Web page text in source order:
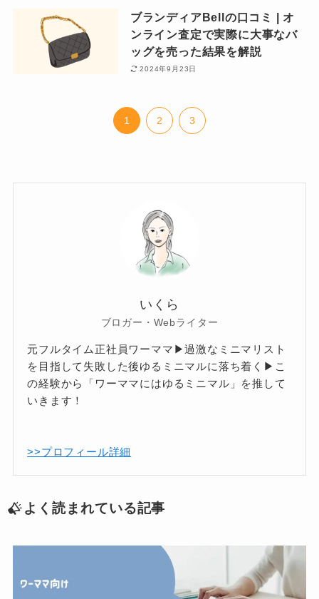
ブランディアBellの口コミ | オ
ンライン査定で実際に大事なバ
ッグを売った結果を解説
2024年9月23日
1 2 3
いくら
ブロガー・Webライター
元フルタイム正社員ワーママ▶過激なミニマリスト
を目指して失敗した後ゆるミニマルに落ち着く▶こ
の経験から「ワーママにはゆるミニマル」を推して
いきます！
>>プロフィール詳細
よく読まれている記事